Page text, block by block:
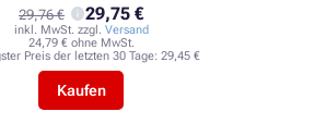
29,76 € 29,75 €
inkl. MwSt. zzgl. Versand
24,79 € ohne MwSt.
Preis der letzten 30 Tage: 29,45 €
Kaufen